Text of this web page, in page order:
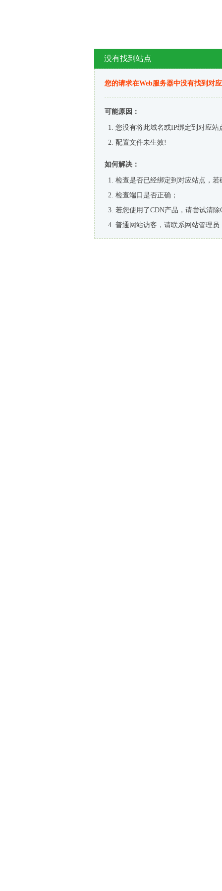
没有找到站点
您的请求在Web服务器中没有找到对
可能原因：
您没有将此域名或IP绑定到对应站
配置文件未生效!
如何解决：
检查是否已经绑定到对应站点，
检查端口是否正确；
若您使用了CDN产品，请尝试清除
普通网站访客，请联系网站管理员